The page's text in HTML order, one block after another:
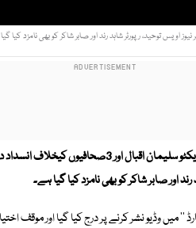
اویس توحید، رپورٹر شاہد رند اور صابر شاکر کو بھی نامزد کیا
اے آر وائی ٹی وی چینل کے چیف ایگزیکٹو
اور صابر شاکر کو بھی نامزد کیا گیا ہے۔
وڈیو نشر کرنے پر درج کیا گیا اور موقف